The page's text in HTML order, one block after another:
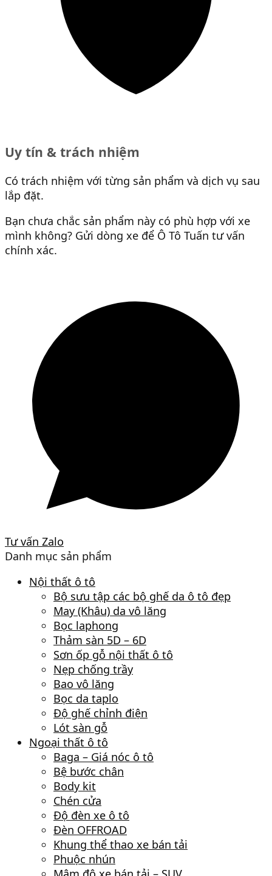
Uy tín & trách nhiệm
Có trách nhiệm với từng sản phẩm và dịch vụ sau
lắp đặt.
Bạn chưa chắc sản phẩm này có phù hợp với xe
mình không? Gửi dòng xe để Ô Tô Tuấn tư vấn
chính xác.
Tư vấn Zalo
Danh mục sản phẩm
Nội thất ô tô
Bộ sưu tập các bộ ghế da ô tô đẹp
May (Khâu) da vô lăng
Bọc laphong
Thảm sàn 5D – 6D
Sơn ốp gỗ nội thất ô tô
Nẹp chống trầy
Bao vô lăng
Bọc da taplo
Độ ghế chỉnh điện
Lót sàn gỗ
Ngoại thất ô tô
Baga – Giá nóc ô tô
Bệ bước chân
Body kit
Chén cửa
Độ đèn xe ô tô
Đèn OFFROAD
Khung thể thao xe bán tải
Phuộc nhún